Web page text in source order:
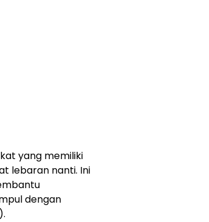
yang memiliki
lebaran nanti. Ini
dengan